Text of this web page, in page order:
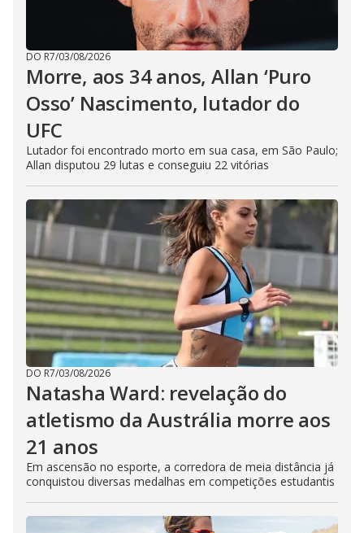
DO R7/03/08/2026
Morre, aos 34 anos, Allan ‘Puro
Osso’ Nascimento, lutador do
UFC
Lutador foi encontrado morto em sua casa, em São Paulo;
Allan disputou 29 lutas e conseguiu 22 vitórias
DO R7/03/08/2026
Natasha Ward: revelação do
atletismo da Austrália morre aos
21 anos
Em ascensão no esporte, a corredora de meia distância já
conquistou diversas medalhas em competições estudantis